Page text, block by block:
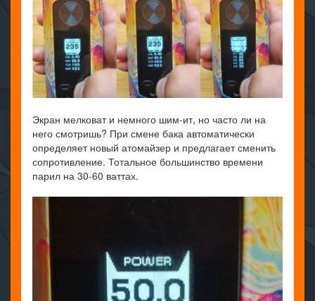
Экран мелковат и немного шим-ит, но часто ли на
него смотришь? При смене бака автоматически
определяет новый атомайзер и предлагает сменить
сопротивление. Тотальное большинство времени
парил на 30-60 ваттах.